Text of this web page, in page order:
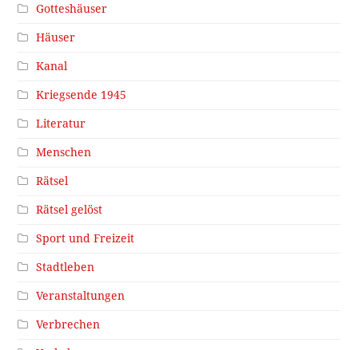
Gotteshäuser
Häuser
Kanal
Kriegsende 1945
Literatur
Menschen
Rätsel
Rätsel gelöst
Sport und Freizeit
Stadtleben
Veranstaltungen
Verbrechen